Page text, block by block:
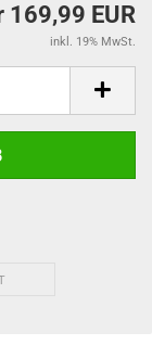
169,99 EUR
inkl. 19% MwSt.